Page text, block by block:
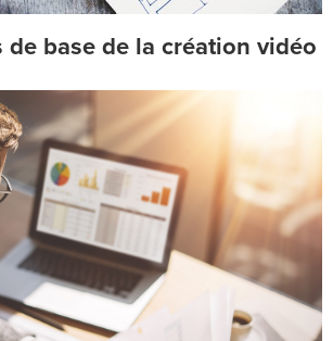
de base de la création vidéo